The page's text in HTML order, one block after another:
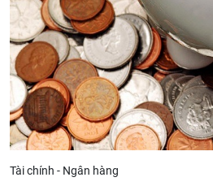
Tài chính - Ngân hàng